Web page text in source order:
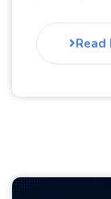
Read